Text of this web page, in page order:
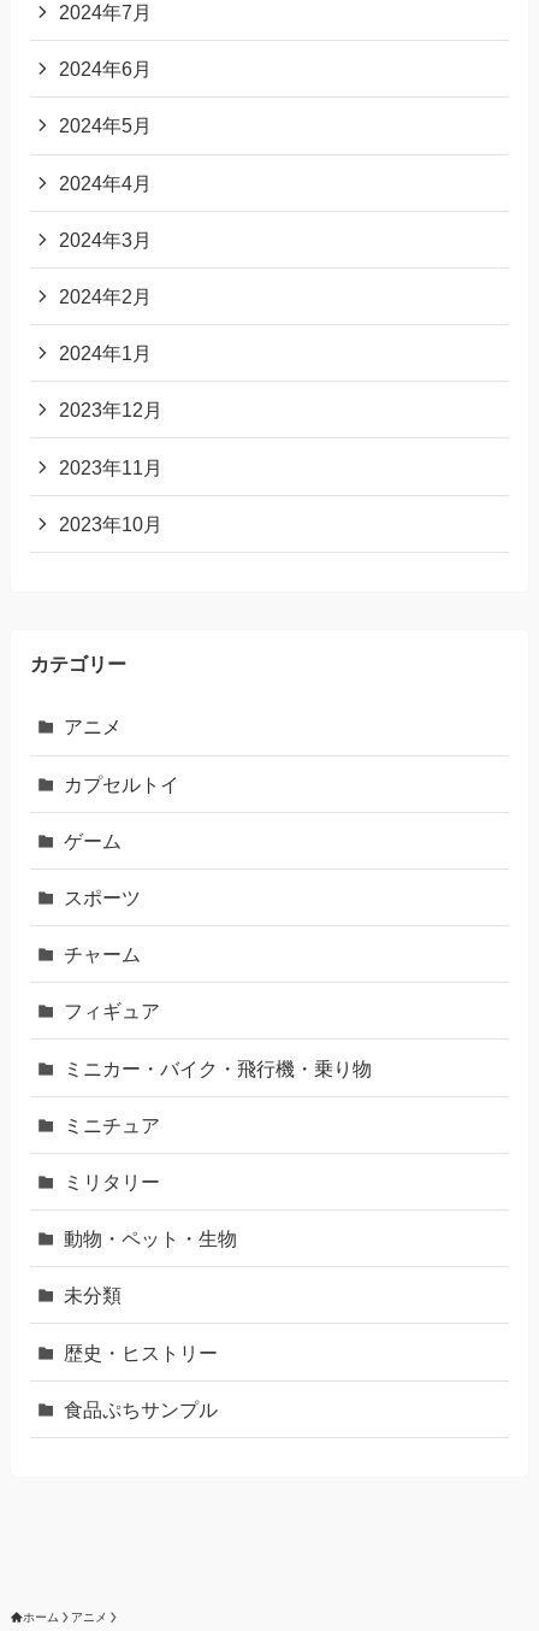
2024年7月
2024年6月
2024年5月
2024年4月
2024年3月
2024年2月
2024年1月
2023年12月
2023年11月
2023年10月
カテゴリー
アニメ
カプセルトイ
ゲーム
スポーツ
チャーム
フィギュア
ミニカー・バイク・飛行機・乗り物
ミニチュア
ミリタリー
動物・ペット・生物
未分類
歴史・ヒストリー
食品ぷちサンプル
ホーム アニメ